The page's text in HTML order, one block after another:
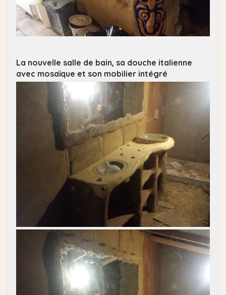
La nouvelle salle de bain, sa douche italienne
avec mosaïque et son mobilier intégré